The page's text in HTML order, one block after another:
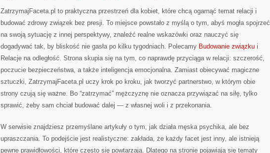
ZatrzymajFaceta.pl to praktyczna przestrzeń dla kobiet, które chcą ogarnąć temat relacji i
budować zdrowy związek bez presji. To miejsce powstało z myślą o tym, abyś mogła spojrzeć
na swoją sytuację z innej perspektywy, znaleźć realne wskazówki oraz nauczyć się
dogadywać tak, by bliskość nie gasła po kilku tygodniach. Polecamy Budowanie związku i
Relacje na odległość. Strona skupia się na tym, co naprawdę przyciąga w relacji: szczerość,
poczucie bezpieczeństwa, a także inteligencja emocjonalna. Zamiast obiecywać magiczne
sztuczki, ZatrzymajFaceta.pl uczy krok po kroku, jak tworzyć partnerstwo, w którym obie
strony czują się ważne. Bo “zatrzymać” mężczyznę nie oznacza przywiązać na siłę, tylko
sprawić, żeby sam chciał budować dalej — z własnej woli i z przekonania.
W serwisie znajdziesz przemyślane artykuły o tym, jak działa męska psychika, ale bez
upraszczania. To podejście jest realistyczne: zakłada, że każdy facet jest inny, ale istnieją
pewne prawidłowości, które często się powtarzają. Dlatego na stronie pojawiają się tematy